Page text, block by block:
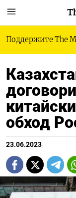
Поддержите The
обход
23.06.2023